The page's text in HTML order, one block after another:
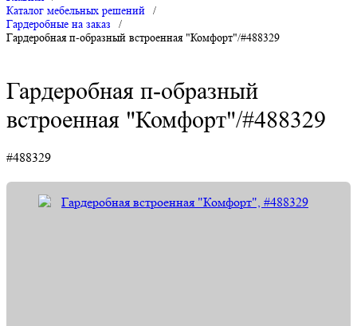
Каталог мебельных решений
/
Гардеробные на заказ
/
Гардеробная п-образный встроенная "Комфорт"/#488329
Гардеробная п-образный
встроенная "Комфорт"/#488329
#488329